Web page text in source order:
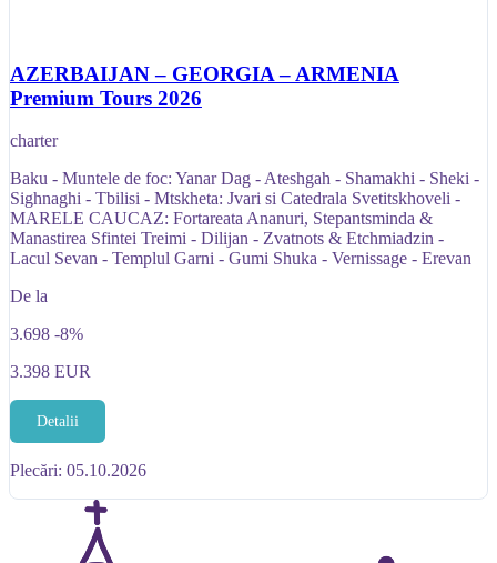
AZERBAIJAN – GEORGIA – ARMENIA
Premium Tours 2026
charter
Baku - Muntele de foc: Yanar Dag - Ateshgah - Shamakhi - Sheki -
Sighnaghi - Tbilisi - Mtskheta: Jvari si Catedrala Svetitskhoveli -
MARELE CAUCAZ: Fortareata Ananuri, Stepantsminda &
Manastirea Sfintei Treimi - Dilijan - Zvatnots & Etchmiadzin -
Lacul Sevan - Templul Garni - Gumi Shuka - Vernissage - Erevan
De la
3.698 -8%
3.398 EUR
Detalii
Plecări: 05.10.2026